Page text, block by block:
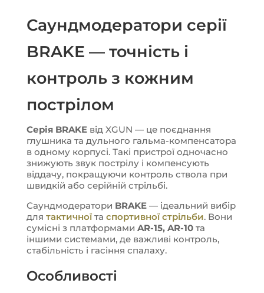
Саундмодератори серії
BRAKE — точність і
контроль з кожним
пострілом
Серія BRAKEвід XGUN — це поєднання
глушника та дульного гальма-компенсатора
в одному корпусі. Такі пристрої одночасно
знижують звук пострілу і компенсують
віддачу, покращуючи контроль ствола при
швидкій або серійній стрільбі.
Саундмодератори BRAKE— ідеальний вибір
для тактичноїта спортивної стрільби. Вони
сумісні з платформами AR-15, AR-10та
іншими системами, де важливі контроль,
стабільність і гасіння спалаху.
Особливості